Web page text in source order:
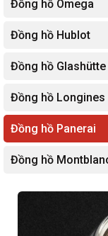
Đồng hồ Omega
Đồng hồ Hublot
Đồng hồ
Đồng hồ Longines
Đồng hồ Panerai
Đồng hồ